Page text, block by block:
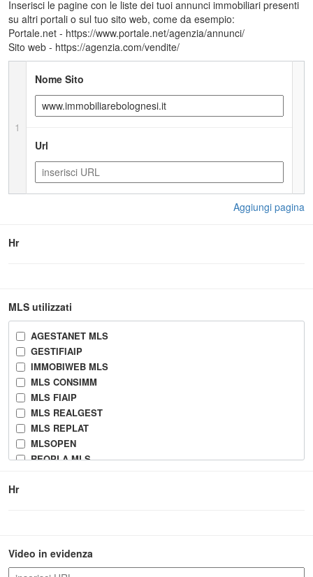
Inserisci le pagine con le liste dei tuoi annunci immobiliari presenti
su altri portali o sul tuo sito web, come da esempio:
Portale.net - https://www.portale.net/agenzia/annunci/
Sito web - https://agenzia.com/vendite/
1
Nome Sito
Url
Aggiungi pagina
Hr
MLS utilizzati
AGESTANET MLS
GESTIFIAIP
IMMOBIWEB MLS
MLS CONSIMM
MLS FIAIP
MLS REALGEST
MLS REPLAT
MLSOPEN
REOPLA MLS
Hr
Video in evidenza